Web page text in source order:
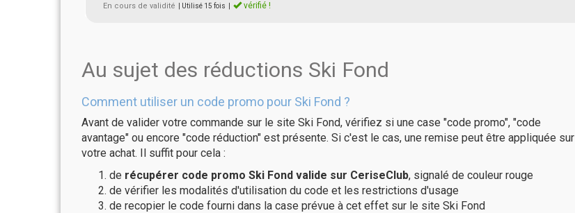
En cours de validité | Utilisé 15 fois vérifié !
Au sujet des réductions Ski Fond
Comment utiliser un code promo pour Ski Fond ?
Avant de valider votre commande sur le site Ski Fond, vérifiez si une case "code promo", "code
avantage" ou encore "code réduction" est présente. Si c'est le cas, une remise peut être appliquée sur
votre achat. Il suffit pour cela :
de récupérer code promo Ski Fond valide sur CeriseClub, signalé de couleur rouge
de vérifier les modalités d'utilisation du code et les restrictions d'usage
de recopier le code fourni dans la case prévue à cet effet sur le site Ski Fond